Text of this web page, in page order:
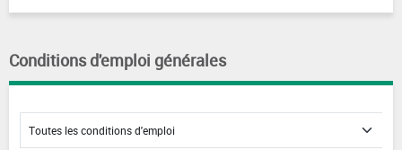
Conditions d'emploi générales